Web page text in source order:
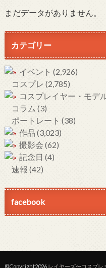
まだデータがありません。
カテゴリー
イベント (2,926)
コスプレ (2,785)
コスプレイヤー・モデ
コラム (3)
ポートレート (38)
作品 (3,023)
撮影会 (62)
記念日 (4)
速報 (42)
facebook
©Copyright2026 レイヤーズ〜コスプレ